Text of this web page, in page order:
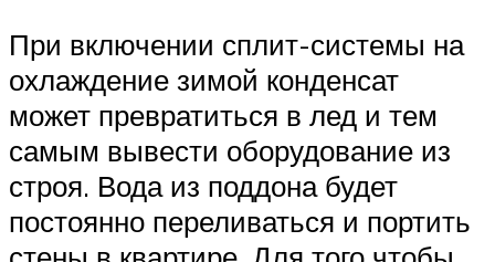
При включении сплит-системы на
охлаждение зимой конденсат
может превратиться в лед и тем
самым вывести оборудование из
строя. Вода из поддона будет
постоянно переливаться и портить